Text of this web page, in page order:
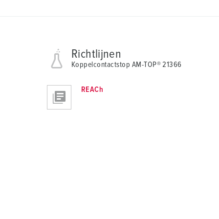
Richtlijnen
Koppelcontactstop AM-TOP® 21366
REACh